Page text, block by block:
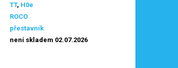
TT, H0e
ROCO
přestavník
není skladem 02.07.2026